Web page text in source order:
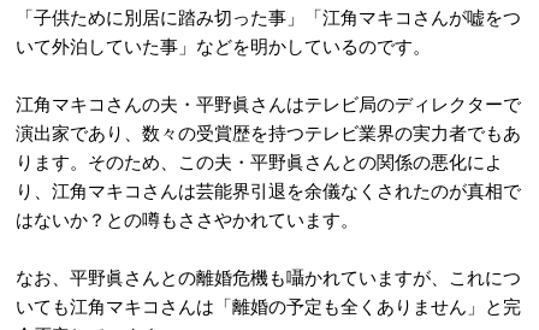
「子供ために別居に踏み切った事」「江角マキコさんが嘘をつ
いて外泊していた事」などを明かしているのです。
江角マキコさんの夫・平野眞さんはテレビ局のディレクターで
演出家であり、数々の受賞歴を持つテレビ業界の実力者でもあ
ります。そのため、この夫・平野眞さんとの関係の悪化によ
り、江角マキコさんは芸能界引退を余儀なくされたのが真相で
はないか？との噂もささやかれています。
なお、平野眞さんとの離婚危機も囁かれていますが、これにつ
いても江角マキコさんは「離婚の予定も全くありません」と完